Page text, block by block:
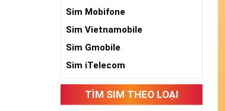
Sim Mobifone
Sim Vietnamobile
Sim Gmobile
Sim iTelecom
TÌM SIM THEO LOẠI